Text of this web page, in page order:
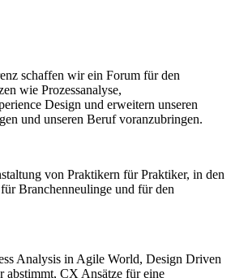
schaffen wir ein Forum für den
wie Prozessanalyse,
Design und erweitern unseren
und unseren Beruf voranzubringen.
von Praktikern für Praktiker, in den
Branchenneulinge und für den
Analysis in Agile World, Design Driven
abstimmt, CX Ansätze für eine